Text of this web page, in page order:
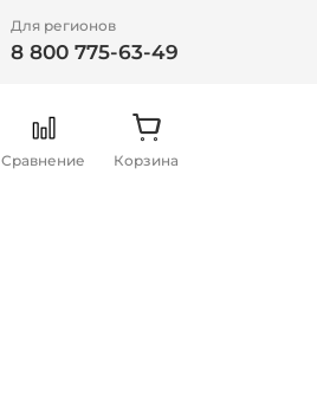
Для регионов
8 800 775-63-49
Сравнение Корзина